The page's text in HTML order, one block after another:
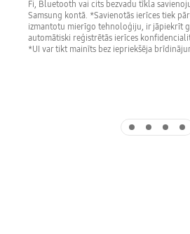
Fi, Bluetooth vai cits bezvadu tīkla
Samsung kontā. *Savienotās ierīces tiek
izmantotu mierīgo tehnoloģiju, ir jāpiekrīt
automātiski reģistrētās ierīces
*UI var tikt mainīts bez iepriekšēja